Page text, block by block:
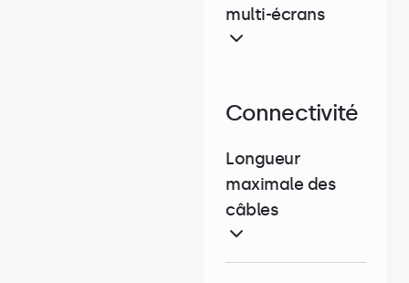
multi-écrans
Connectivité
Longueur
maximale des
câbles